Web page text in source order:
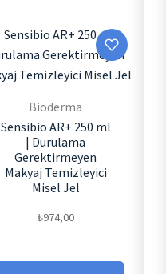
Bioderma
Sensibio AR+ 250 ml
| Durulama
Gerektirmeyen
Makyaj Temizleyici
Misel Jel
₺974,00